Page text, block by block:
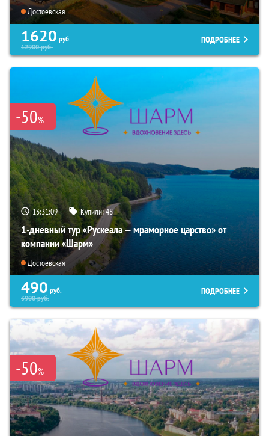
Достоевская
1620 руб.
12900руб.
ПОДРОБНЕЕ
-50%
13:31:07 Купили:48
1-дневный тур «Рускеала — мраморное царство» от
компании «Шарм»
Достоевская
490 руб.
3900руб.
ПОДРОБНЕЕ
-50%